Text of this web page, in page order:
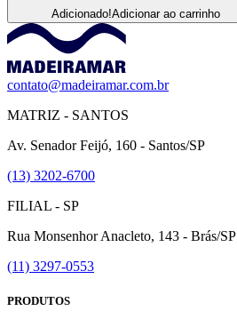
Adicionado!Adicionar ao carrinho
contato@madeiramar.com.br
MATRIZ - SANTOS
Av. Senador Feijó, 160 - Santos/SP
(13) 3202-6700
FILIAL - SP
Rua Monsenhor Anacleto, 143 - Brás/SP
(11) 3297-0553
PRODUTOS